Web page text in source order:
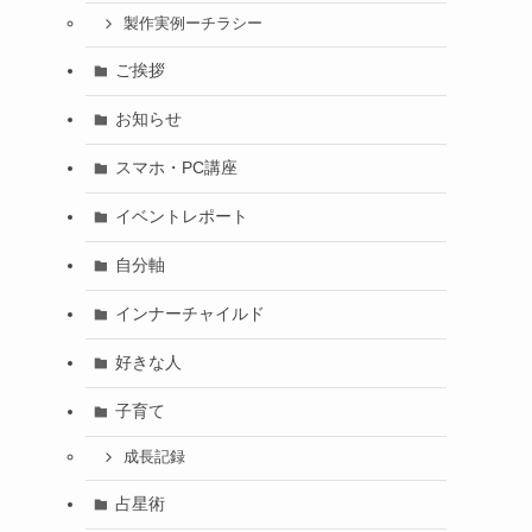
製作実例ーチラシー
ご挨拶
お知らせ
スマホ・PC講座
イベントレポート
自分軸
インナーチャイルド
好きな人
子育て
成長記録
占星術